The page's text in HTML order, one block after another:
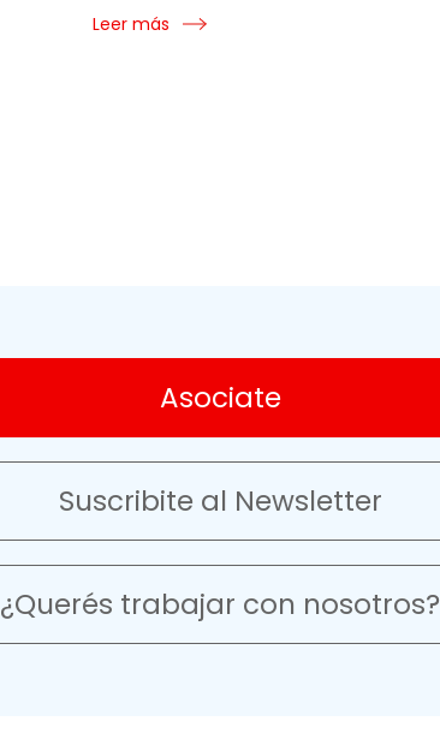
Leer más
Asociate
Suscribite al Newsletter
¿Querés trabajar con nosotros?